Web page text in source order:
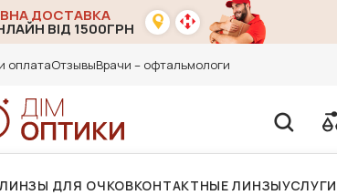
ДОСТАВКА
ВІД 1500ГРН
оплатаОтзывыВрачи – офтальмологи
ЛИНЗЫ ДЛЯ ОЧКОВКОНТАКТНЫЕ ЛИНЗЫУСЛУГИ